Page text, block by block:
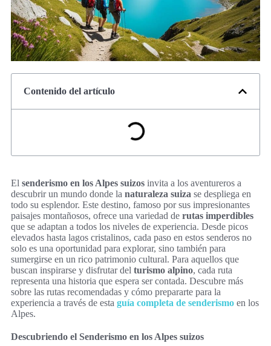
Contenido del artículo
El senderismo en los Alpes suizos invita a los aventureros a
descubrir un mundo donde la naturaleza suiza se despliega en
todo su esplendor. Este destino, famoso por sus impresionantes
paisajes montañosos, ofrece una variedad de rutas imperdibles
que se adaptan a todos los niveles de experiencia. Desde picos
elevados hasta lagos cristalinos, cada paso en estos senderos no
solo es una oportunidad para explorar, sino también para
sumergirse en un rico patrimonio cultural. Para aquellos que
buscan inspirarse y disfrutar del turismo alpino, cada ruta
representa una historia que espera ser contada. Descubre más
sobre las rutas recomendadas y cómo prepararte para la
experiencia a través de esta guía completa de senderismo en los
Alpes.
Descubriendo el Senderismo en los Alpes suizos